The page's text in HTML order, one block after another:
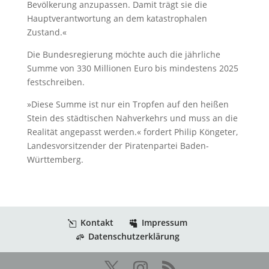
Bevölkerung anzupassen. Damit trägt sie die
Hauptverantwortung an dem katastrophalen
Zustand.«
Die Bundesregierung möchte auch die jährliche
Summe von 330 Millionen Euro bis mindestens 2025
festschreiben.
»Diese Summe ist nur ein Tropfen auf den heißen
Stein des städtischen Nahverkehrs und muss an die
Realität angepasst werden.« fordert Philip Köngeter,
Landesvorsitzender der Piratenpartei Baden-
Württemberg.
Kontakt
Impressum
Datenschutzerklärung